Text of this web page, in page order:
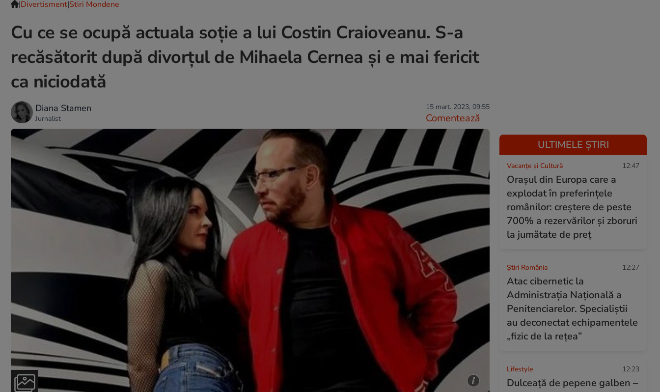
|Divertisment|Stiri Mondene
Cu ce se ocupă actuala soție a lui Costin Craioveanu. S-a
recăsătorit după divorțul de Mihaela Cernea și e mai fericit
ca niciodată
Diana Stamen
Jurnalist
15 mart. 2023, 09:55
Comentează
ULTIMELE ȘTIRI
Vacanțe și Cultură 12:47
Orașul din Europa care a
explodat în preferințele
românilor: creștere de peste
700% a rezervărilor și zboruri
la jumătate de preț
Știri România 12:27
Atac cibernetic la
Administrația Națională a
Penitenciarelor. Specialiștii
au deconectat echipamentele
„fizic de la rețea”
Lifestyle 12:23
Dulceață de pepene galben –